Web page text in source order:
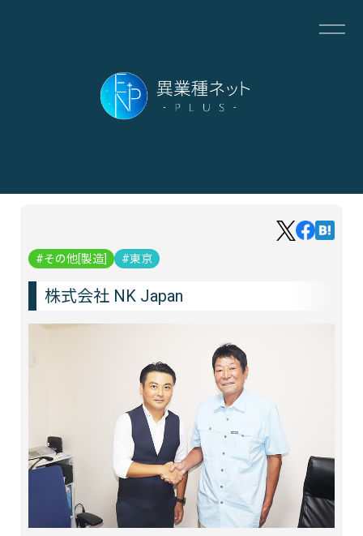
その他[製造] 東京
株式会社 NK Japan